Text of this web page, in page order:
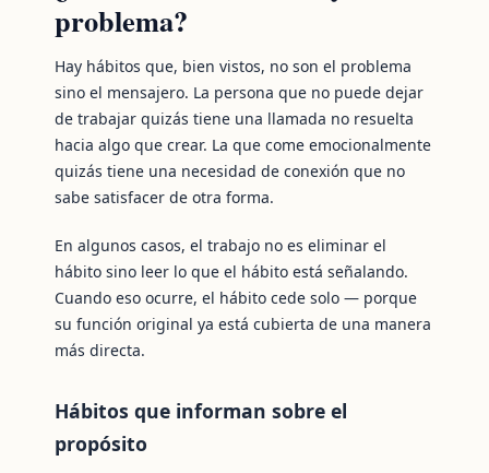
problema?
Hay hábitos que, bien vistos, no son el problema
sino el mensajero. La persona que no puede dejar
de trabajar quizás tiene una llamada no resuelta
hacia algo que crear. La que come emocionalmente
quizás tiene una necesidad de conexión que no
sabe satisfacer de otra forma.
En algunos casos, el trabajo no es eliminar el
hábito sino leer lo que el hábito está señalando.
Cuando eso ocurre, el hábito cede solo — porque
su función original ya está cubierta de una manera
más directa.
Hábitos que informan sobre el
propósito